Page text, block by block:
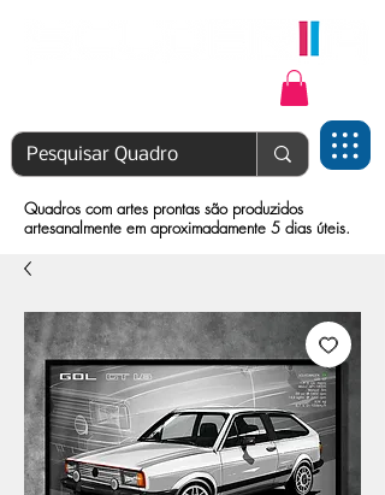
Quadros com artes prontas são produzidos
artesanalmente em aproximadamente 5 dias úteis.